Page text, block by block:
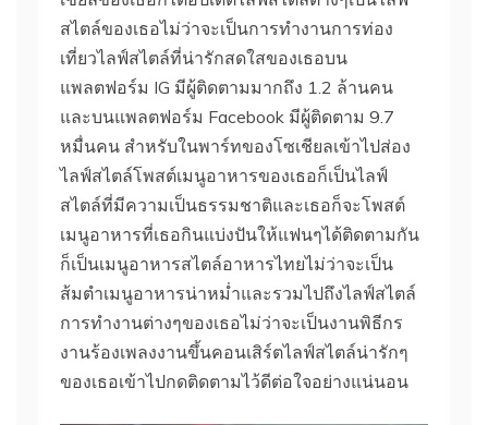
สไตล์ของเธอไม่ว่าจะเป็นการทำงานการท่อง
เที่ยวไลฟ์สไตล์ที่น่ารักสดใสของเธอบน
แพลตฟอร์ม IG มีผู้ติดตามมากถึง 1.2 ล้านคน
และบนแพลตฟอร์ม Facebook มีผู้ติดตาม 9.7
หมื่นคน สำหรับในพาร์ทของโซเชียลเข้าไปส่อง
ไลฟ์สไตล์โพสต์เมนูอาหารของเธอก็เป็นไลฟ์
สไตล์ที่มีความเป็นธรรมชาติและเธอก็จะโพสต์
เมนูอาหารที่เธอกินแบ่งปันให้แฟนๆได้ติดตามกัน
ก็เป็นเมนูอาหารสไตล์อาหารไทยไม่ว่าจะเป็น
ส้มตำเมนูอาหารน่าหม่ำและรวมไปถึงไลฟ์สไตล์
การทำงานต่างๆของเธอไม่ว่าจะเป็นงานพิธีกร
งานร้องเพลงงานขึ้นคอนเสิร์ตไลฟ์สไตล์น่ารักๆ
ของเธอเข้าไปกดติดตามไว้ดีต่อใจอย่างแน่นอน